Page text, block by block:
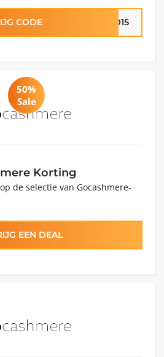
CODE GO15
50%
Sale
Korting
de selectie van Gocashmere-
EEN DEAL